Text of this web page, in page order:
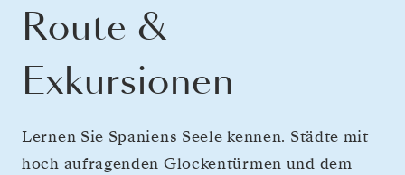
Route &
Exkursionen
Lernen Sie Spaniens Seele kennen. Städte mit
hoch aufragenden Glockentürmen und dem